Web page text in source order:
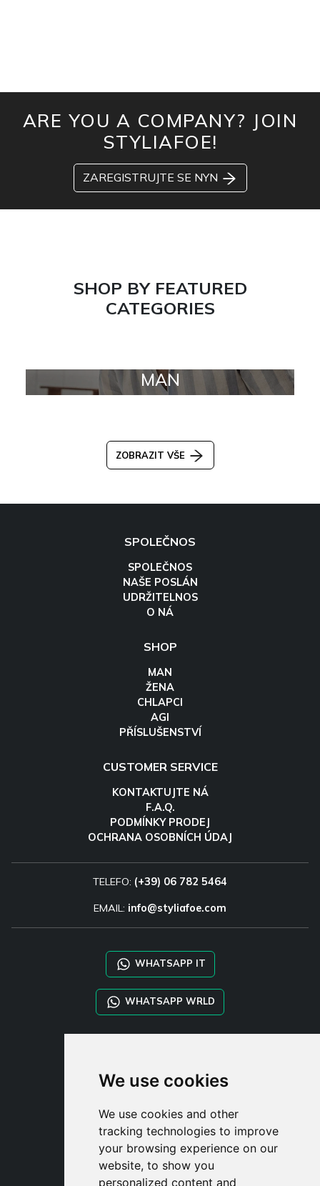
We use cookies
We use cookies and other
tracking technologies to improve
your browsing experience on our
website, to show you
personalized content and
ARE YOU A COMPANY? JOIN
STYLIAFOE!
ZAREGISTRUJTE SE NYN
SHOP BY FEATURED
CATEGORIES
MAN
ZOBRAZIT VŠE
SPOLEČNOS
SPOLEČNOS
NAŠE POSLÁN
UDRŽITELNOS
O NÁ
SHOP
MAN
ŽENA
CHLAPCI
AGI
PŘÍSLUŠENSTVÍ
CUSTOMER SERVICE
KONTAKTUJTE NÁ
F.A.Q.
PODMÍNKY PRODEJ
OCHRANA OSOBNÍCH ÚDAJ
TELEFO: (+39) 06 782 5464
EMAIL: info@styliafoe.com
WHATSAPP IT
WHATSAPP WRLD
TAYLOR MADE ORDERS
UŽIVATE
ZAREGISTROVA
PŘIHLÁSIT S